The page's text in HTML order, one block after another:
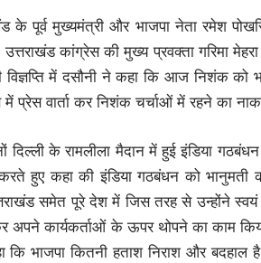
के पूर्व मुख्यमंत्री और भाजपा नेता रमेश
कांग्रेस की मुख्य प्रवक्ता गरिमा
विज्ञप्ति में दसौनी ने कहा कि आज निशंक को
प्रेस वार्ता कर निशंक चर्चाओं में रहने का
दिल्ली के रामलीला मैदान में हुई इंडिया
हुए कहा की इंडिया गठबंधन को भानुमती
समेत पूरे देश में जिस तरह से उन्होंने
अपने कार्यकर्ताओं के ऊपर थोपने का काम
कि भाजपा कितनी हताश निराश और